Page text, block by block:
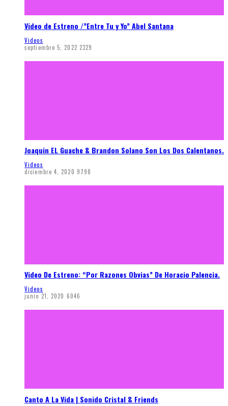
Video de Estreno /”Entre Tu y Yo” Abel Santana
Videos
septiembre 5, 2022 2329
Joaquin EL Guache & Brandon Solano Son Los Dos Calentanos.
Videos
diciembre 4, 2020 9798
Video De Estreno: “Por Razones Obvias” De Horacio Palencia.
Videos
junio 21, 2020 6046
Canto A La Vida | Sonido Cristal & Friends